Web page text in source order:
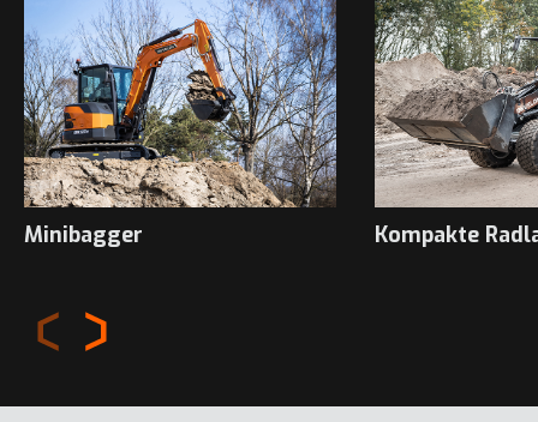
Minibagger Kompakte